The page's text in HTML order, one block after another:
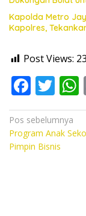
Kapolda Metro
Kapolres,
Post Views:
F
ac
e
b
T
w
itt
er
Navigasi
pos
Pos sebelumnya
Program Anak
Pimpin Bisnis